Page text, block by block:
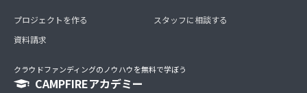
プロジェクトを作る
資料請求
スタッフに相談する
クラウドファンディングのノウハウを無料で学ぼう
CAMPFIREアカデミー